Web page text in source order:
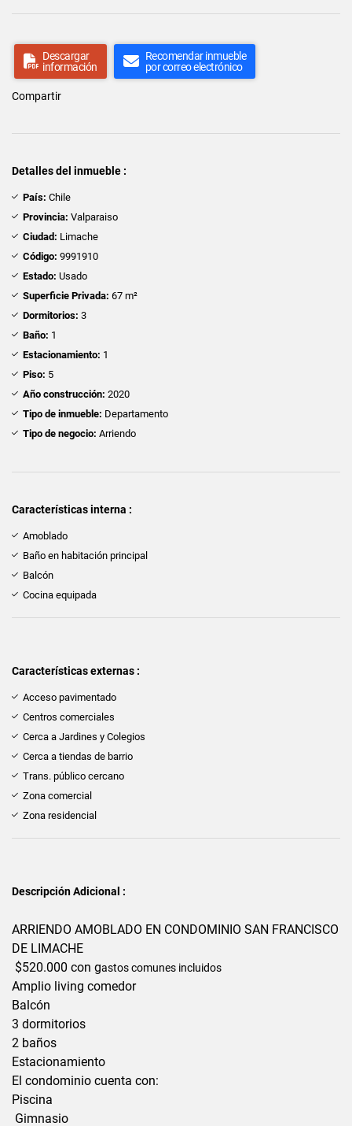
Descargar
información
Recomendar inmueble
por correo electrónico
Compartir
Detalles del inmueble :
País: Chile
Provincia: Valparaiso
Ciudad: Limache
Código: 9991910
Estado: Usado
Superficie Privada: 67 m²
Dormitorios: 3
Baño: 1
Estacionamiento: 1
Piso: 5
Año construcción: 2020
Tipo de inmueble: Departamento
Tipo de negocio: Arriendo
Características interna :
Amoblado
Baño en habitación principal
Balcón
Cocina equipada
Características externas :
Acceso pavimentado
Centros comerciales
Cerca a Jardines y Colegios
Cerca a tiendas de barrio
Trans. público cercano
Zona comercial
Zona residencial
Descripción Adicional :
ARRIENDO AMOBLADO EN CONDOMINIO SAN FRANCISCO
DE LIMACHE
$520.000 con gastos comunes incluidos
Amplio living comedor
Balcón
3 dormitorios
2 baños
Estacionamiento
El condominio cuenta con:
Piscina
Gimnasio